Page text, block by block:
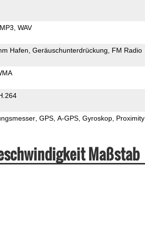
MP3 WAV
Hafen Geräuschunterdrückung FM Radio
GPS A-GPS Gyroskop Proximity
Maßstab